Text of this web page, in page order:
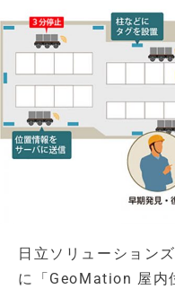
日立ソリューション
に「GeoMation 屋内